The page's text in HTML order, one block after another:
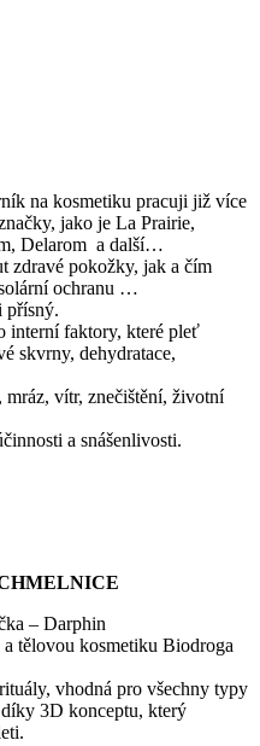
na kosmetiku pracuji již více
jako je La Prairie,
Delarom a další…
zdravé pokožky, jak a čím
ochranu …
přísný.
interní faktory, které pleť
skvrny, dehydratace,
vítr, znečištění, životní
a snášenlivosti.
– Darphin
tělovou kosmetiku Biodroga
vhodná pro všechny typy
3D konceptu, který